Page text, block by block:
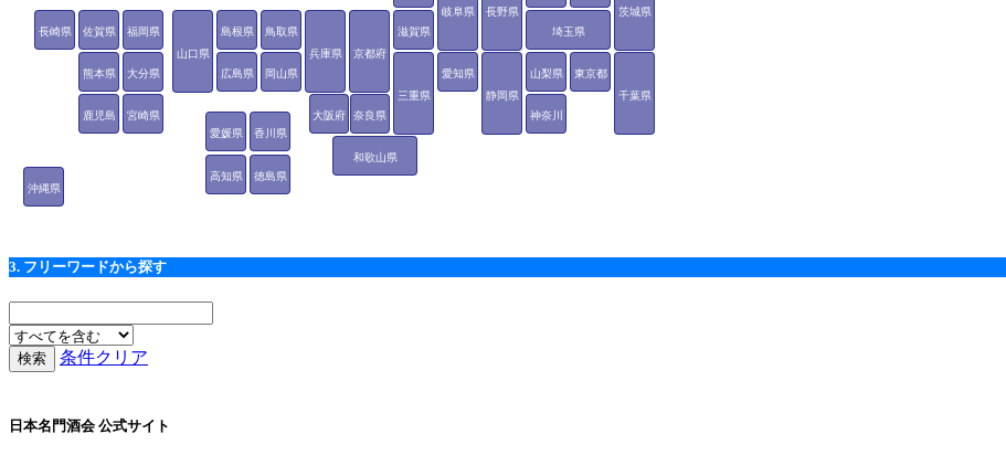
茨城県
埼玉県
千葉県
東京都
神奈川
山梨県
長野県
岐阜県
静岡県
愛知県
三重県
滋賀県
京都府
大阪府
兵庫県
奈良県
和歌山県
鳥取県
島根県
岡山県
広島県
山口県
徳島県
香川県
愛媛県
高知県
福岡県
佐賀県
長崎県
熊本県 大分県
宮崎県
鹿児島
沖縄県
3. フリーワードから探す
条件クリア
日本名門酒会 公式サイト